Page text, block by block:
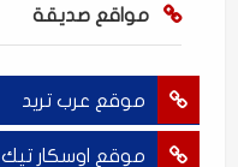
مواقع صديقة
موقع عرب تريد
موقع اوسكار تيك